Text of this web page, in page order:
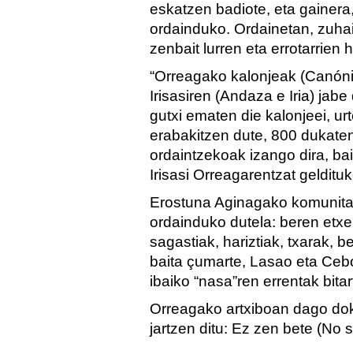
eskatzen badiote, eta
ordainduko. Ordainetan,
zenbait lurren eta errotarrien
“Orreagako kalonjeak
Irisasiren (Andaza e Iria)
gutxi ematen die kalonjeei,
erabakitzen dute, 800
ordaintzekoak izango dira,
Irisasi Orreagarentzat
Erostuna Aginagako
ordainduko dutela: beren
sagastiak, hariztiak, txarak,
baita çumarte, Lasao eta
ibaiko “nasa”ren errentak
Orreagako artxiboan dago
jartzen ditu: Ez zen bete (No